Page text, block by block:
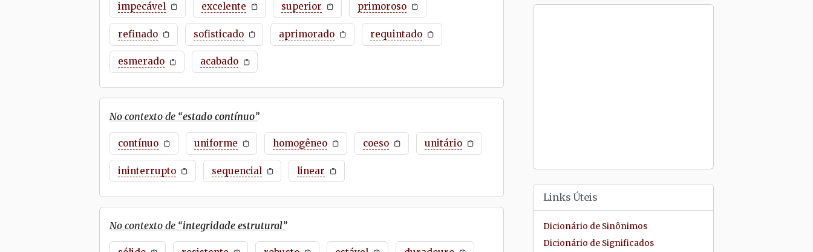
impecável excelente superior primoroso
refinado sofisticado aprimorado requintado
esmerado acabado
No contexto de “estado contínuo”
contínuo uniforme homogêneo coeso unitário
ininterrupto sequencial linear
No contexto de “integridade estrutural”
Links Úteis
Dicionário de Sinônimos
Dicionário de Significados